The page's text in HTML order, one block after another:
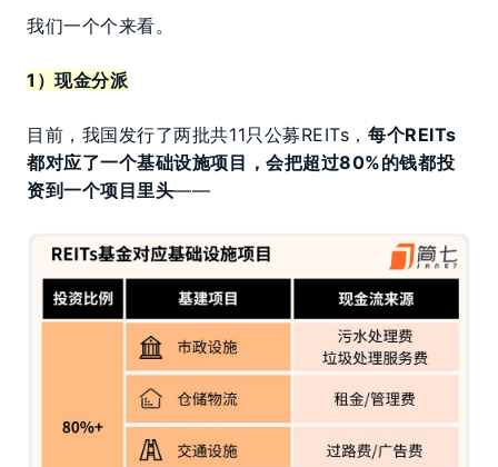
我们一个个来看。
1）现金分派
目前，我国发行了两批共11只公募REITs， 每个REITs
都对应了一个基础设施项目，会把超过80%的钱都投
资到一个项目里头——